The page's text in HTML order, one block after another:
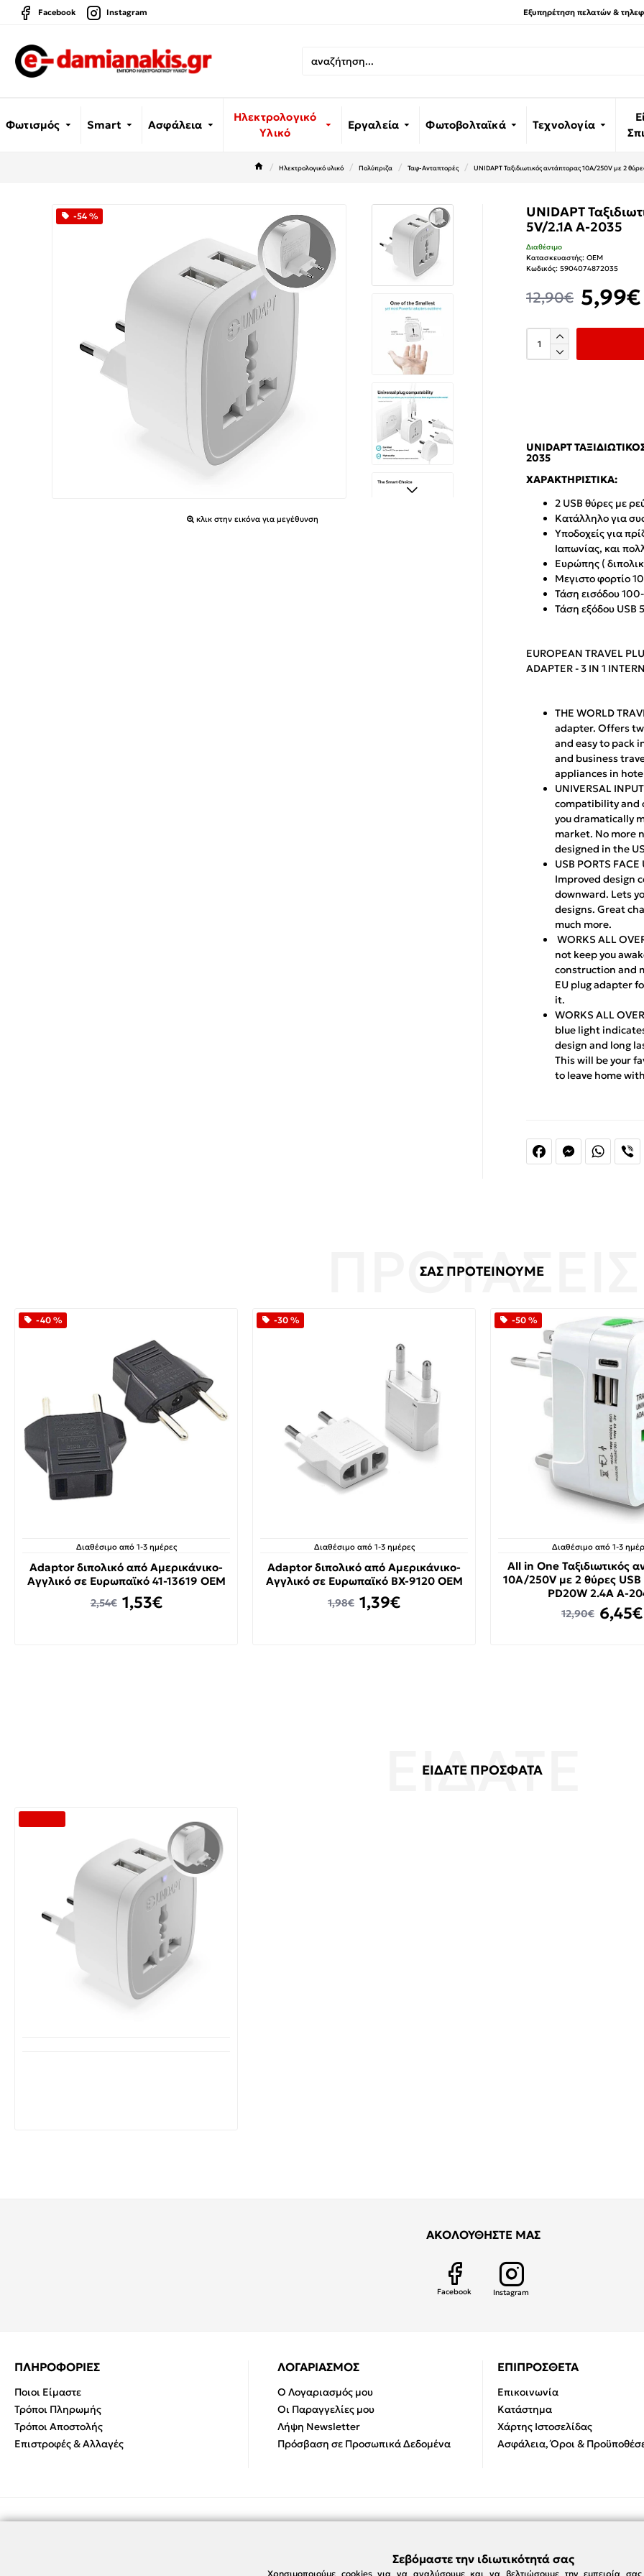
Facebook Instagram Εξυπηρέτηση πελατών &
Φωτισμός Smart Ασφάλεια
Ηλεκτρολογικό
Υλικό
Εργαλεία Φωτοβολταϊκά Τεχνολογία
Ηλεκτρολογικό υλικό Πολύπριζα Ταφ-Ανταπτορές UNIDAPT Ταξιδιωτικός αντάπτορας 10A/250V με 2
-54 %
κλικ στην εικόνα για μεγέθυνση
UNIDAPT
5V/2.1A A-2035
5,99€
12,90€
Διαθέσιμο
Κατασκευαστής: OEM
Κωδικός: 5904074872035
FacebookMessenger
UNIDAPT
2035
ΧΑΡΑΚΤΗΡΙΣΤΙΚΆ:
2 USB θύρες με
Κατάλληλο για
Υποδοχείς για
Ιαπωνίας, και
Ευρώπης (
Μεγιστο φορτίο
Τάση εισόδου
Τάση εξόδου USB
EUROPEAN TRAVEL
ADAPTER - 3 IN 1
THE WORLD
adapter. Offers
and easy to pack
and business
appliances in
UNIVERSAL
compatibility and
you dramatically
market. No more
designed in the
USB PORTS
Improved design
downward. Lets
designs. Great
much more.
WORKS ALL
not keep you
construction and
EU plug adapter
it.
WORKS ALL
blue light
design and long
This will be your
to leave home
ΣΑΣ ΠΡΟΤΕΙΝΟΥΜΕ
-40 %
Διαθέσιμο από 1-3 ημέρες
Adaptor διπολικό από Αμερικάνικο-
Αγγλικό σε Ευρωπαϊκό 41-13619 OEM
1,53€
2,54€
-30 %
Διαθέσιμο από 1-3 ημέρες
Adaptor διπολικό από Αμερικάνικο-
Αγγλικό σε Ευρωπαϊκό BX-9120 OEM
1,39€
1,98€
-50 %
Διαθέσιμο από 1-3
All in One Ταξιδιωτικός
10A/250V με 2 θύρες USB
PD20W 2.4A A-
6,45€
12,90€
ΕΙΔΑΤΕ ΠΡΟΣΦΑΤΑ
ΑΚΟΛΟΥΘΗΣΤΕ ΜΑΣ
Facebook Instagram
ΠΛΗΡΟΦΟΡΙΕΣ
Ποιοι Είμαστε
Τρόποι Πληρωμής
Τρόποι Αποστολής
Επιστροφές & Αλλαγές
ΛΟΓΑΡΙΑΣΜΟΣ
Ο Λογαριασμός μου
Οι Παραγγελίες μου
Λήψη Newsletter
Πρόσβαση σε Προσωπικά Δεδομένα
ΕΠΙΠΡΟΣΘΕΤΑ
Επικοινωνία
Κατάστημα
Χάρτης Ιστοσελίδας
Ασφάλεια, Όροι &
Σεβόμαστε την ιδιωτικότητά σας
Χρησιμοποιούμε cookies για να αναλύσουμε και να βελτιώσουμε την εμπειρία